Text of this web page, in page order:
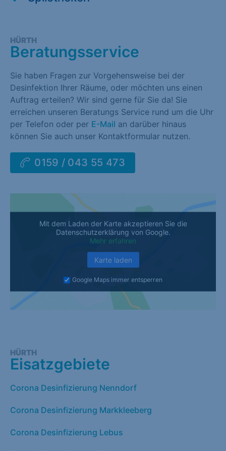
HÜRTH
Beratungsservice
Sie haben Fragen zur Vorgehensweise bei der
Desinfektion Ihrer Räume, oder möchten uns einen
Auftrag erteilen? Wir sind gerne für Sie da! Sie
erreichen unseren Beratungs Service rund um die Uhr
per Telefon oder per E-Mail an darüber hinaus
können Sie auch unser Kontaktformular nutzen.
0159 / 043 55 473
Mit dem Laden der Karte akzeptieren Sie die
Datenschutzerklärung von Google.
Mehr erfahren
Karte laden
Google Maps immer entsperren
HÜRTH
Eisatzgebiete
Corona Desinfizierung Nenndorf
Corona Desinfizierung Markkleeberg
Corona Desinfizierung Lebus